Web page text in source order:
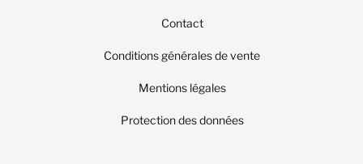
Contact
Conditions générales de vente
Mentions légales
Protection des données